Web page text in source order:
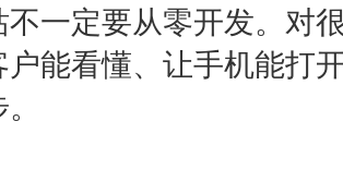
不一定要从零开发。对
户能看懂、让手机能打